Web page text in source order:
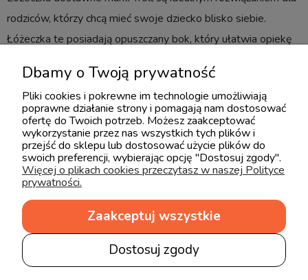
rodziców, którzy chcą mieć swoje dziecko blisko siebie.
Łóżeczka te posiadają opuszczany bok, który ułatwia opiekę
wyposażone w kółka, które umożliwiają łatwe
przemieszczanie się.
Łóżeczka dziecięce - wytrzymałe i stabilne
Łóżeczka dziecięce marki Troll są wytrzymałe i stabilne, dzięki
czemu zapewniają bezpieczeństwo Twojemu dziecku.
Wykonane są z litego drewna brzozowego i posiadają
trzystopniową regulację wysokości podstawy materaca.
Przewijaki i komody - praktyczne akcesoria
Dbamy o Twoją prywatność
Pliki cookies i pokrewne im technologie umożliwiają
poprawne działanie strony i pomagają nam dostosować
ofertę do Twoich potrzeb. Możesz zaakceptować
wykorzystanie przez nas wszystkich tych plików i
przejść do sklepu lub dostosować użycie plików do
swoich preferencji, wybierając opcję "Dostosuj zgody".
Więcej o plikach cookies przeczytasz w naszej Polityce
prywatności.
Dostosuj zgody
Zaakceptuj wszystkie